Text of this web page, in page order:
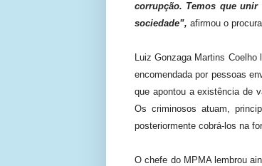
corrupção. Temos que
sociedade”, afirmou o
Luiz Gonzaga Martins
encomendada por pessoas
que apontou a existência de
Os criminosos atuam,
posteriormente cobrá-los na
O chefe do MPMA lembrou